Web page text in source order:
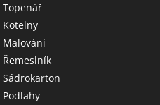
Topenář
Kotelny
Malování
Řemeslník
Sádrokarton
Podlahy